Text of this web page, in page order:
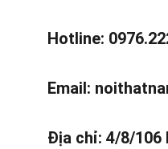
Hotline:
Email:
Địa chỉ: 4/8/106